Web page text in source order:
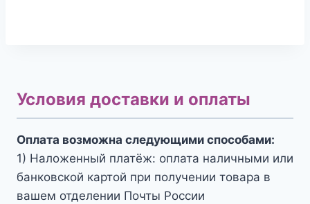
Условия доставки и оплаты
Оплата возможна следующими способами:
1) Наложенный платёж: оплата наличными или
банковской картой при получении товара в
вашем отделении Почты России